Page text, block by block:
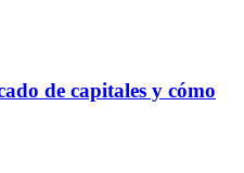
de capitales y cómo